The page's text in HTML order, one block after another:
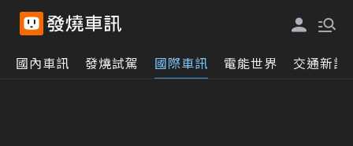
國內車訊 發燒試駕 國際車訊 電能世界 交通新訊